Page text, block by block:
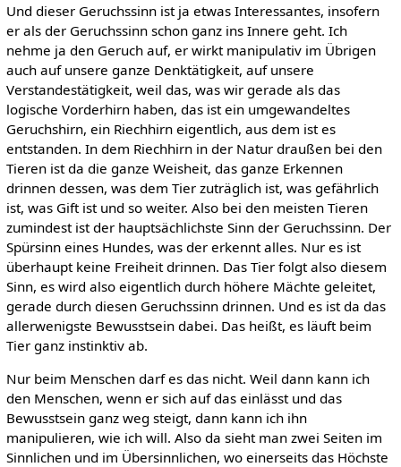
Und dieser Geruchssinn ist ja etwas Interessantes, insofern
er als der Geruchssinn schon ganz ins Innere geht. Ich
nehme ja den Geruch auf, er wirkt manipulativ im Übrigen
auch auf unsere ganze Denktätigkeit, auf unsere
Verstandestätigkeit, weil das, was wir gerade als das
logische Vorderhirn haben, das ist ein umgewandeltes
Geruchshirn, ein Riechhirn eigentlich, aus dem ist es
entstanden. In dem Riechhirn in der Natur draußen bei den
Tieren ist da die ganze Weisheit, das ganze Erkennen
drinnen dessen, was dem Tier zuträglich ist, was gefährlich
ist, was Gift ist und so weiter. Also bei den meisten Tieren
zumindest ist der hauptsächlichste Sinn der Geruchssinn. Der
Spürsinn eines Hundes, was der erkennt alles. Nur es ist
überhaupt keine Freiheit drinnen. Das Tier folgt also diesem
Sinn, es wird also eigentlich durch höhere Mächte geleitet,
gerade durch diesen Geruchssinn drinnen. Und es ist da das
allerwenigste Bewusstsein dabei. Das heißt, es läuft beim
Tier ganz instinktiv ab.
Nur beim Menschen darf es das nicht. Weil dann kann ich
den Menschen, wenn er sich auf das einlässt und das
Bewusstsein ganz weg steigt, dann kann ich ihn
manipulieren, wie ich will. Also da sieht man zwei Seiten im
Sinnlichen und im Übersinnlichen, wo einerseits das Höchste